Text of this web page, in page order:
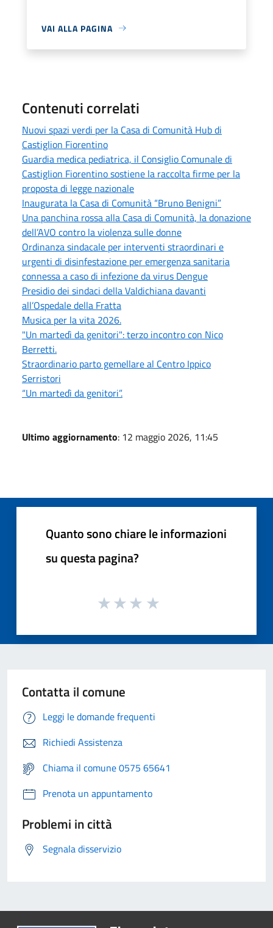
VAI ALLA PAGINA
Contenuti correlati
Nuovi spazi verdi per la Casa di Comunità Hub di
Castiglion Fiorentino
Guardia medica pediatrica, il Consiglio Comunale di
Castiglion Fiorentino sostiene la raccolta firme per la
proposta di legge nazionale
Inaugurata la Casa di Comunità “Bruno Benigni”
Una panchina rossa alla Casa di Comunità, la donazione
dell’AVO contro la violenza sulle donne
Ordinanza sindacale per interventi straordinari e
urgenti di disinfestazione per emergenza sanitaria
connessa a caso di infezione da virus Dengue
Presidio dei sindaci della Valdichiana davanti
all’Ospedale della Fratta
Musica per la vita 2026.
"Un martedì da genitori": terzo incontro con Nico
Berretti.
Straordinario parto gemellare al Centro Ippico
Serristori
“Un martedì da genitori”.
Ultimo aggiornamento: 12 maggio 2026, 11:45
Quanto sono chiare le informazioni
su questa pagina?
Contatta il comune
Leggi le domande frequenti
Richiedi Assistenza
Chiama il comune 0575 65641
Prenota un appuntamento
Problemi in città
Segnala disservizio